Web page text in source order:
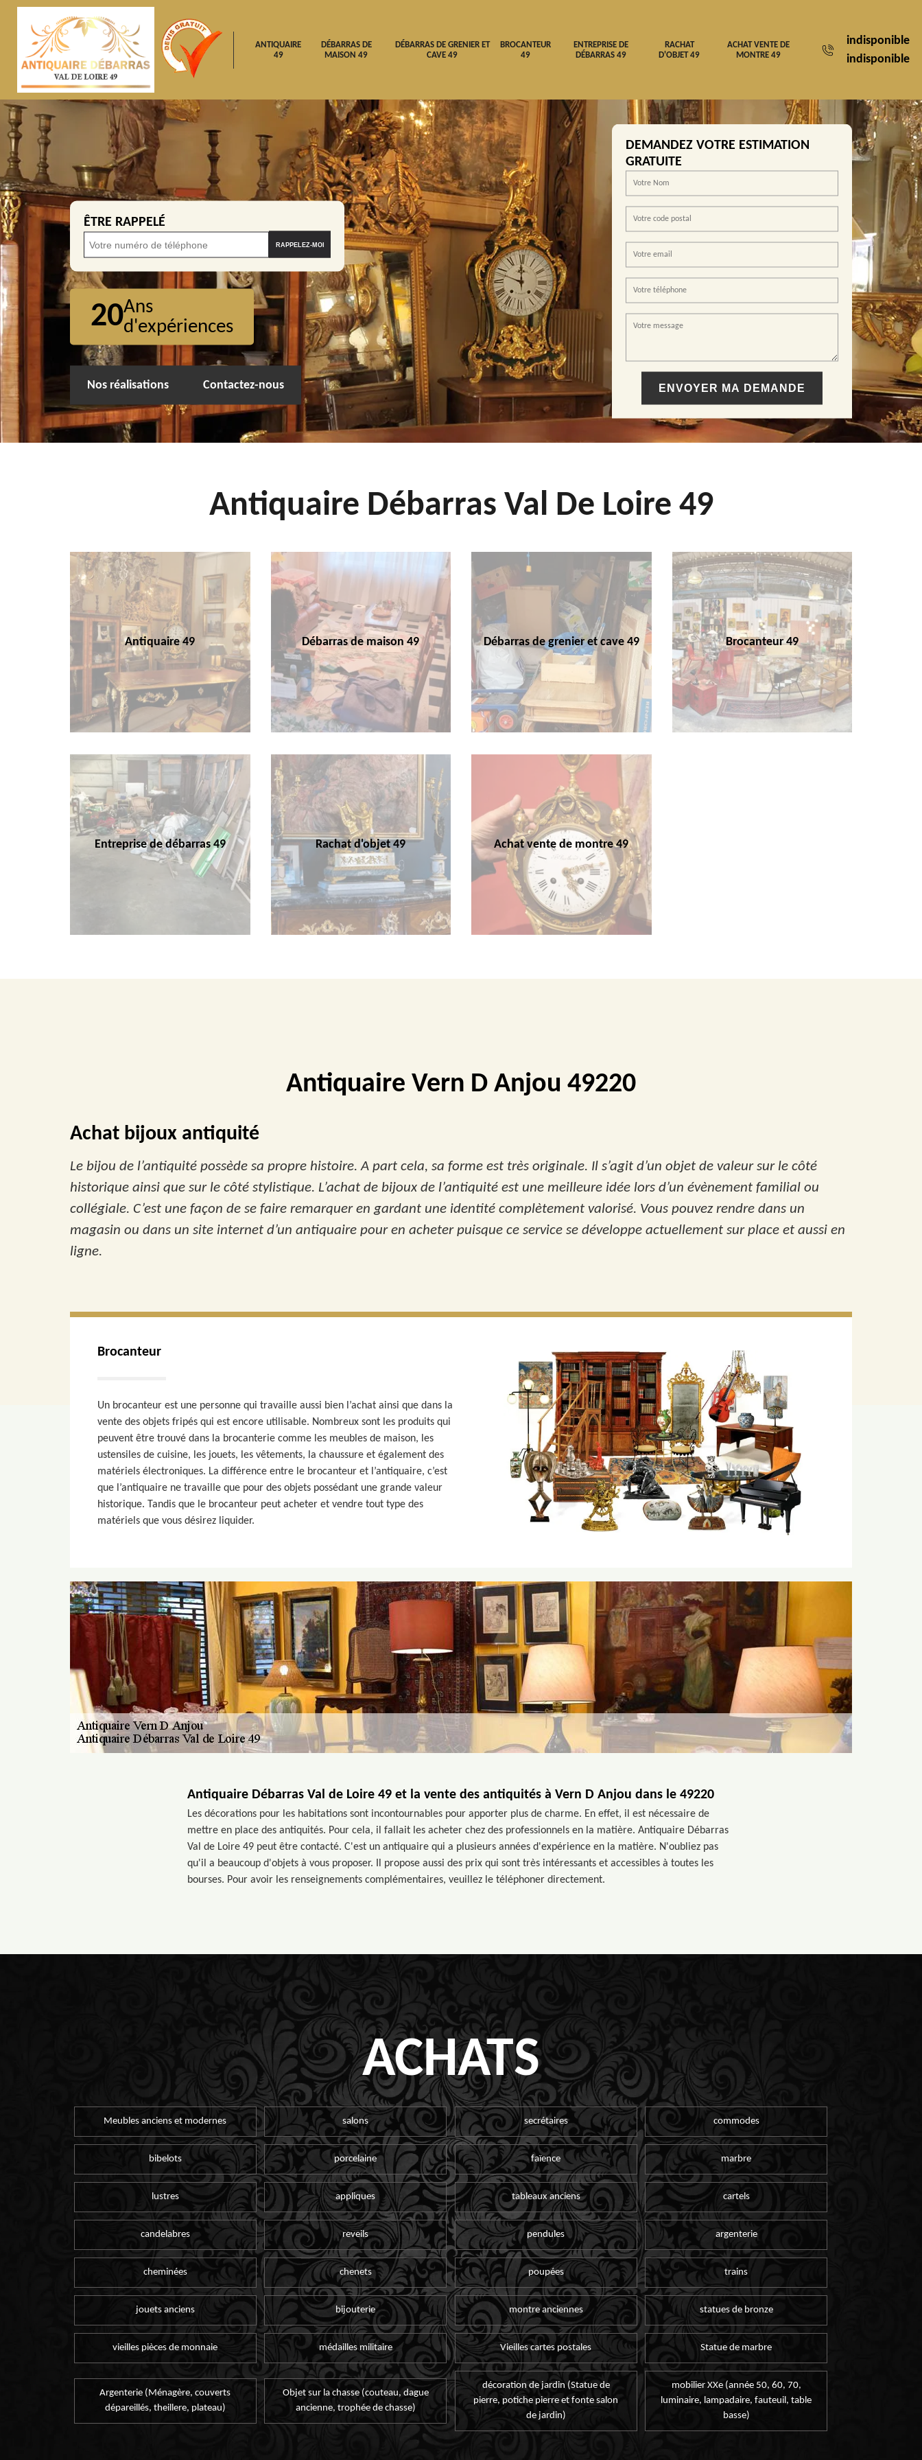
ANTIQUAIRE
49
DÉBARRAS DE
MAISON 49
DÉBARRAS DE GRENIER ET
CAVE 49
BROCANTEUR
49
ENTREPRISE DE
DÉBARRAS 49
RACHAT
D'OBJET 49
ACHAT VENTE DE
MONTRE 49
indisponible
indisponible
ÊTRE RAPPELÉ
20Ans
d'expériences
Nos réalisations Contactez-nous
DEMANDEZ VOTRE ESTIMATION
GRATUITE
Antiquaire Débarras Val De Loire 49
Antiquaire 49 Débarras de maison 49 Débarras de grenier et cave 49 Brocanteur 49
Entreprise de débarras 49 Rachat d'objet 49 Achat vente de montre 49
Antiquaire Vern D Anjou 49220
Achat bijoux antiquité
Le bijou de l’antiquité possède sa propre histoire. A part cela, sa forme est très originale. Il s’agit d’un objet de valeur sur le côté
historique ainsi que sur le côté stylistique. L’achat de bijoux de l’antiquité est une meilleure idée lors d’un évènement familial ou
collégiale. C’est une façon de se faire remarquer en gardant une identité complètement valorisé. Vous pouvez rendre dans un
magasin ou dans un site internet d’un antiquaire pour en acheter puisque ce service se développe actuellement sur place et aussi en
ligne.
Brocanteur
Un brocanteur est une personne qui travaille aussi bien l’achat ainsi que dans la
vente des objets fripés qui est encore utilisable. Nombreux sont les produits qui
peuvent être trouvé dans la brocanterie comme les meubles de maison, les
ustensiles de cuisine, les jouets, les vêtements, la chaussure et également des
matériels électroniques. La différence entre le brocanteur et l’antiquaire, c’est
que l’antiquaire ne travaille que pour des objets possédant une grande valeur
historique. Tandis que le brocanteur peut acheter et vendre tout type des
matériels que vous désirez liquider.
Antiquaire Débarras Val de Loire 49 et la vente des antiquités à Vern D Anjou dans le 49220
Les décorations pour les habitations sont incontournables pour apporter plus de charme. En effet, il est nécessaire de
mettre en place des antiquités. Pour cela, il fallait les acheter chez des professionnels en la matière. Antiquaire Débarras
Val de Loire 49 peut être contacté. C'est un antiquaire qui a plusieurs années d'expérience en la matière. N'oubliez pas
qu'il a beaucoup d'objets à vous proposer. Il propose aussi des prix qui sont très intéressants et accessibles à toutes les
bourses. Pour avoir les renseignements complémentaires, veuillez le téléphoner directement.
ACHATS
Meubles anciens et modernes salons secrétaires commodes
bibelots porcelaine faïence marbre
lustres appliques tableaux anciens cartels
candelabres reveils pendules argenterie
cheminées chenets poupées trains
jouets anciens bijouterie montre anciennes statues de bronze
vieilles pièces de monnaie médailles militaire Vieilles cartes postales Statue de marbre
Argenterie (Ménagère, couverts
dépareillés, theillere, plateau)
Objet sur la chasse (couteau, dague
ancienne, trophée de chasse)
décoration de jardin (Statue de
pierre, potiche pierre et fonte salon
de jardin)
mobilier XXe (année 50, 60, 70,
luminaire, lampadaire, fauteuil, table
basse)